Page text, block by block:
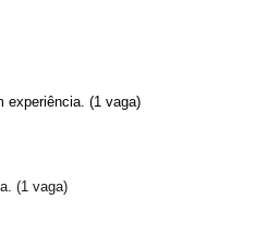
experiência. (1 vaga)
(1 vaga)